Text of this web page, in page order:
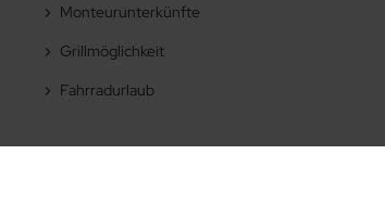
Risum-Lindholm
Monteurunterkünfte
Grillmöglichkeit
Fahrradurlaub